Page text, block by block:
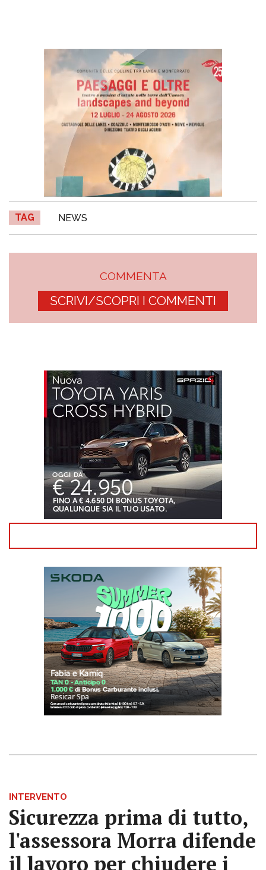
TAG NEWS
COMMENTA
SCRIVI/SCOPRI I COMMENTI
INTERVENTO
Sicurezza prima di tutto,
l'assessora Morra difende
il lavoro per chiudere i